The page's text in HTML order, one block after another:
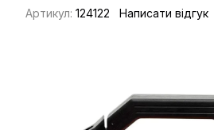
Артикул: 124122 Написати відгук